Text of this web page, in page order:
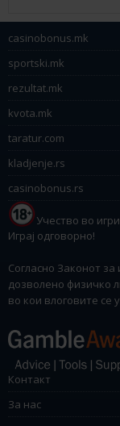
casinobonus.mk
sportski.mk
rezultat.mk
kvota.mk
taratur.com
kladjenje.rs
casinobonus.rs
Учество во
Играј одговорно!
Согласно Законот
дозволено физичко
во кои влоговите се
Контакт
За нас